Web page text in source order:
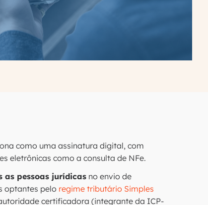
como uma assinatura digital, com
eletrônicas como a consulta de NFe.
pessoas jurídicasno envio de
optantes pelo regime tributário Simples
certificadora (integrante da ICP-